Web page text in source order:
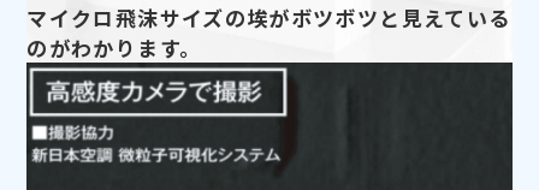
マイクロ飛沫サイズの埃がボツボツと見えている
のがわかります。